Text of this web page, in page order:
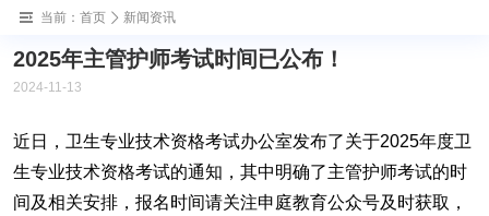
当前： 首页 新闻资讯
‌2025年主管护师考试时间已公布！
2024-11-13
‌近日，卫生专业技术资格考试办公室发布了关于2025年度卫
生专业技术资格考试的通知，其中明确了主管护师考试的时
间及相关安排， 报名时间请关注申庭教育公众号及时获取，